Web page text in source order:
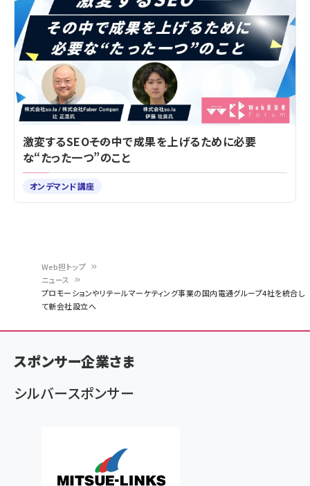
く
ず
Web担トップ
ニュース
プロモーションやリテールマーケティング事業の国内電通グループ4社を統合し
て新会社設立へ
激変するSEO――その中で成果を上げるために必要
な“たった一つ”のこと
オンデマンド講座
スポンサー企業さま
シルバースポンサー